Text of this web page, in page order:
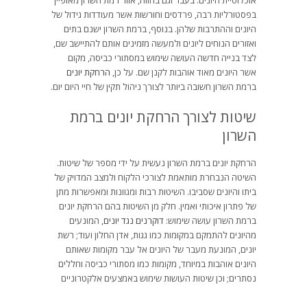
בפסטורליות רבה, פרדסים וחורשות אשר מעודדות גידול של
היונים וההתרבות שלהן. בנוסף, ברמת השרון ישנם בתים
ואזורים הנוחים ליונים ולמעשה מזמינים אותם להתיישב שם,
לצד בנייה חדשה העושה שימוש במסתורי כביסה, מקום
אשר היונים מאוד אוהבות לקנן שם. על כן, הרחקת יונים
ברמת השרון חשובה ביותר לצורך ניהול תקין של חיי היום יום.
שיטות לצורך הרחקת יונים ברמת
השרון
הרחקת יונים ברמת השרון נעשית על ידי מספר של שיטות.
השיטה הנבחרת מותאמת לצורכי הלקוח ולמצב המדויק של
ביתו והיונים שסביבו. השיטות רבות ומגוונות ומאפשרות מתן
של פתרון איכותי ואמין. חלק מן השיטות בהם הרחקת יונים
ברמת השרון עושה שימוש: דוקרנים נגד יונים, המונעים
מהיונים להתמקם במקומות כמו גגות, אדן החלון ועוד; רשת
יונים, המונעת מעבר של היונים אל עבר מקומות שאותם
היונים אוהבות במיוחד, מקומות כמו מסתורי כביסה וחללים
נסתרים; וכן שיטות העושות שימוש באמצעים אלקטרוניים